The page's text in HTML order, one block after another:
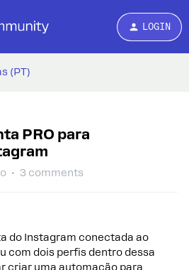
LOGIN
(PT)
PRO para
3 comments
do Instagram conectada ao
com dois perfis dentro dessa
criar uma automação para